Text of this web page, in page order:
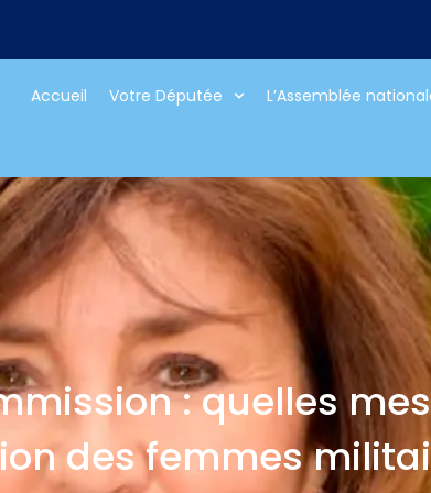
Accueil Votre Députée L’Assemblée
: quelles
des femmes